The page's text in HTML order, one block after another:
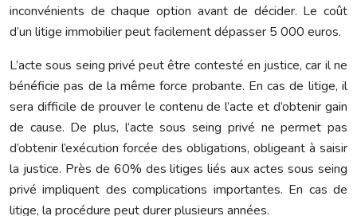
inconvénients de chaque option avant de décider. Le coût
d’un litige immobilier peut facilement dépasser 5 000 euros.
L’acte sous seing privé peut être contesté en justice, car il ne
bénéficie pas de la même force probante. En cas de litige, il
sera difficile de prouver le contenu de l’acte et d’obtenir gain
de cause. De plus, l’acte sous seing privé ne permet pas
d’obtenir l’exécution forcée des obligations, obligeant à saisir
la justice. Près de 60% des litiges liés aux actes sous seing
privé impliquent des complications importantes. En cas de
litige, la procédure peut durer plusieurs années.